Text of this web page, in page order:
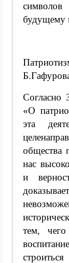
символов
будущему
Согласно
«О
эта
общества
нас
и
тем,